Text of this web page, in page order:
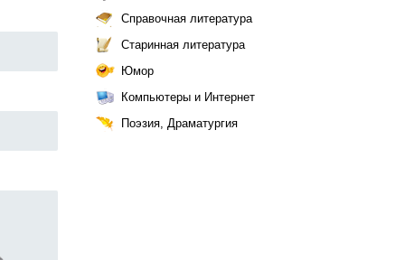
Справочная литература
Старинная литература
Юмор
Компьютеры и Интернет
Поэзия, Драматургия